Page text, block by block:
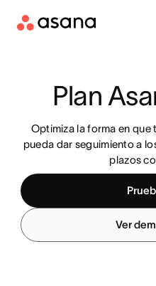
Plan
Optimiza la forma en
pueda dar seguimiento a
plazos
Ver